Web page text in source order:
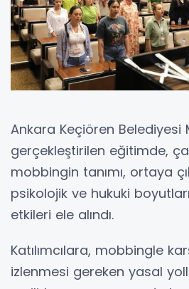
Ankara Keçiören Belediyesi
gerçekleştirilen eğitimde,
mobbingin tanımı, ortaya
psikolojik ve hukuki
etkileri ele alındı.
Katılımcılara, mobbingle
izlenmesi gereken yasal